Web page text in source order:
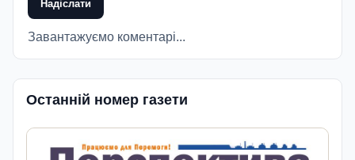
Надіслати
Завантажуємо коментарі...
Останній номер газети